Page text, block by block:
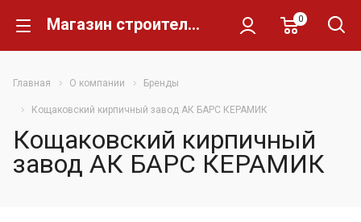
Магазин строительных материалов Склад Кирпича 0
Главная О компании Бренды
Кощаковский кирпичный завод АК БАРС КЕРАМИК
Кощаковский кирпичный
завод АК БАРС КЕРАМИК